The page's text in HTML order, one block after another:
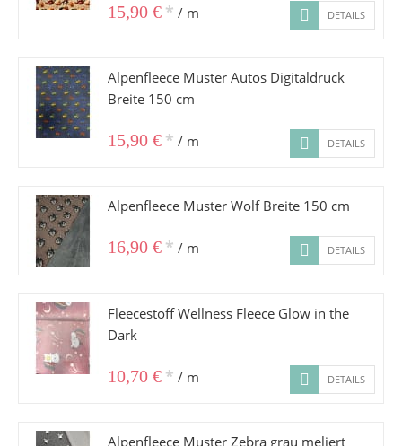
15,90 € * / m DETAILS
Alpenfleece Muster Autos Digitaldruck
Breite 150 cm
15,90 € * / m DETAILS
Alpenfleece Muster Wolf Breite 150 cm
16,90 € * / m DETAILS
Fleecestoff Wellness Fleece Glow in the
Dark
10,70 € * / m DETAILS
Alpenfleece Muster Zebra grau meliert